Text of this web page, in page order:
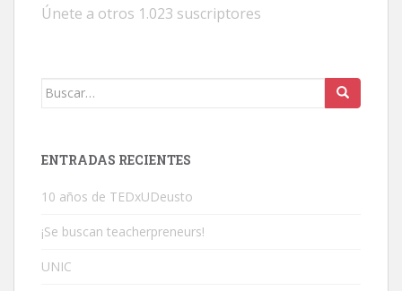
Únete a otros 1.023 suscriptores
Buscar:
ENTRADAS RECIENTES
10 años de TEDxUDeusto
¡Se buscan teacherpreneurs!
UNIC